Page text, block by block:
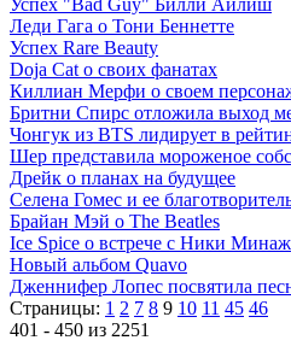
Успех "Bad Guy" Билли Айлиш
Леди Гага о Тони Беннетте
Успех Rare Beauty
Doja Cat о своих фанатах
Киллиан Мерфи о своем
Бритни Спирс отложила выход
Чонгук из BTS лидирует в
Шер представила мороженое
Дрейк о планах на будущее
Селена Гомес и ее
Брайан Мэй о The Beatles
Ice Spice о встрече с Ники Минаж
Новый альбом Quavo
Дженнифер Лопес посвятила
Страницы: 1 2 7 8 9 10 11 45 46
401 - 450 из 2251